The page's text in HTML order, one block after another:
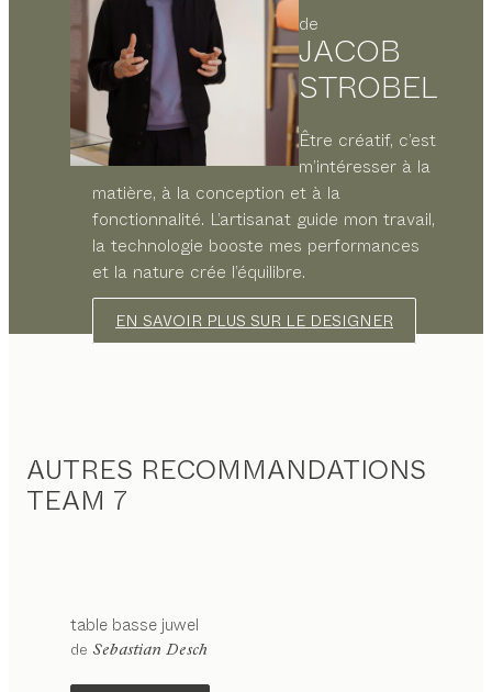
de
JACOB
STROBEL
Être créatif, c’est
m’intéresser à la
matière, à la conception et à la
fonctionnalité. L’artisanat guide mon travail,
la technologie booste mes performances
et la nature crée l’équilibre.
EN SAVOIR PLUS SUR LE DESIGNER
AUTRES RECOMMANDATIONS
TEAM 7
configurable
table basse juwel
de Sebastian Desch